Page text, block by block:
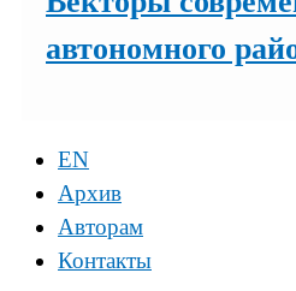
автономного
EN
Архив
Авторам
Контакты